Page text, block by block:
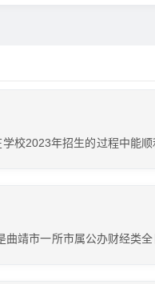
校2023年招生的过程中能
靖市一所市属公办财经类